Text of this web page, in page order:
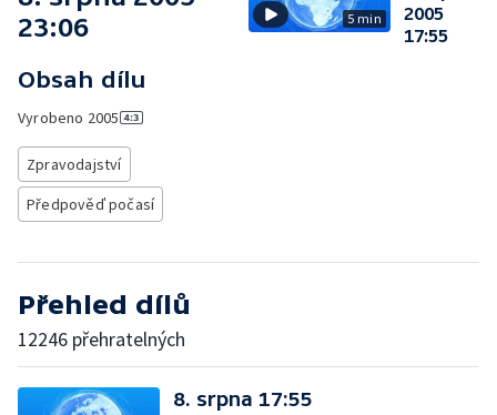
23:06
Obsah dílu
Vyrobeno 2005
Zpravodajství
Předpověď počasí
5 min
2005
17:55
Přehled dílů
12246 přehratelných
8. srpna 17:55